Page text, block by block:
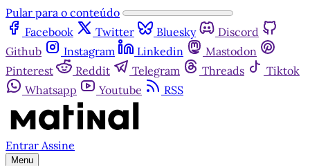
Pular para o conteúdo
Facebook
Twitter Bluesky
Discord
Github
Instagram Linkedin
Mastodon
Pinterest
Reddit Telegram Threads
Tiktok
Whatsapp
Youtube RSS
Entrar Assine
Menu